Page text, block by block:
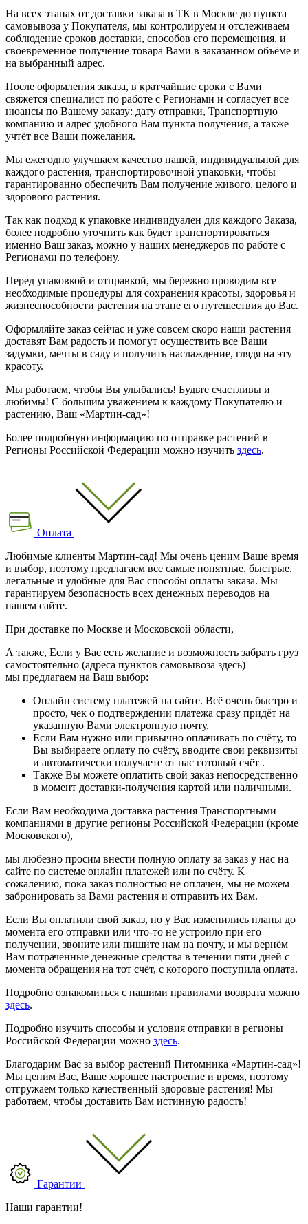
На всех этапах от доставки заказа в ТК в Москве до пункта
самовывоза у Покупателя, мы контролируем и отслеживаем
соблюдение сроков доставки, способов его перемещения, и
своевременное получение товара Вами в заказанном объёме и
на выбранный адрес.
После оформления заказа, в кратчайшие сроки с Вами
свяжется специалист по работе с Регионами и согласует все
нюансы по Вашему заказу: дату отправки, Транспортную
компанию и адрес удобного Вам пункта получения, а также
учтёт все Ваши пожелания.
Мы ежегодно улучшаем качество нашей, индивидуальной для
каждого растения, транспортировочной упаковки, чтобы
гарантированно обеспечить Вам получение живого, целого и
здорового растения.
Так как подход к упаковке индивидуален для каждого Заказа,
более подробно уточнить как будет транспортироваться
именно Ваш заказ, можно у наших менеджеров по работе с
Регионами по телефону.
Перед упаковкой и отправкой, мы бережно проводим все
необходимые процедуры для сохранения красоты, здоровья и
жизнеспособности растения на этапе его путешествия до Вас.
Оформляйте заказ сейчас и уже совсем скоро наши растения
доставят Вам радость и помогут осуществить все Ваши
задумки, мечты в саду и получить наслаждение, глядя на эту
красоту.
Мы работаем, чтобы Вы улыбались! Будьте счастливы и
любимы! С большим уважением к каждому Покупателю и
растению, Ваш «Мартин-сад»!
Более подробную информацию по отправке растений в
Регионы Российской Федерации можно изучить здесь.
Оплата
Любимые клиенты Мартин-сад! Мы очень ценим Ваше время
и выбор, поэтому предлагаем все самые понятные, быстрые,
легальные и удобные для Вас способы оплаты заказа. Мы
гарантируем безопасность всех денежных переводов на
нашем сайте.
При доставке по Москве и Московской области,
А также, Если у Вас есть желание и возможность забрать груз
самостоятельно (адреса пунктов самовывоза здесь)
мы предлагаем на Ваш выбор:
Онлайн систему платежей на сайте. Всё очень быстро и
просто, чек о подтверждении платежа сразу придёт на
указанную Вами электронную почту.
Если Вам нужно или привычно оплачивать по счёту, то
Вы выбираете оплату по счёту, вводите свои реквизиты
и автоматически получаете от нас готовый счёт .
Также Вы можете оплатить свой заказ непосредственно
в момент доставки-получения картой или наличными.
Если Вам необходима доставка растения Транспортными
компаниями в другие регионы Российской Федерации (кроме
Московского),
мы любезно просим внести полную оплату за заказ у нас на
сайте по системе онлайн платежей или по счёту. К
сожалению, пока заказ полностью не оплачен, мы не можем
забронировать за Вами растения и отправить их Вам.
Если Вы оплатили свой заказ, но у Вас изменились планы до
момента его отправки или что-то не устроило при его
получении, звоните или пишите нам на почту, и мы вернём
Вам потраченные денежные средства в течении пяти дней с
момента обращения на тот счёт, с которого поступила оплата.
Подробно ознакомиться с нашими правилами возврата можно
здесь.
Подробно изучить способы и условия отправки в регионы
Российской Федерации можно здесь.
Благодарим Вас за выбор растений Питомника «Мартин-сад»!
Мы ценим Вас, Ваше хорошее настроение и время, поэтому
отгружаем только качественный здоровые растения! Мы
работаем, чтобы доставить Вам истинную радость!
Гарантии
Наши гарантии!